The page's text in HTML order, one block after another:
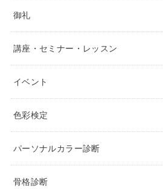
御礼
講座・セミナー・レッスン
イベント
色彩検定
パーソナルカラー診断
骨格診断